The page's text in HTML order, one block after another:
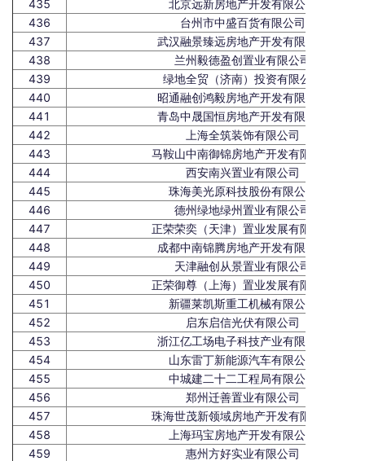
435
北京远新房地产开发有限公司
436
台州市中盛百货有限公司
437
武汉融景臻远房地产开发有限公司
438
兰州毅德盈创置业有限公司
439
绿地全贸（济南）投资有限公司
440
昭通融创鸿毅房地产开发有限公司
441
青岛中晟国恒房地产开发有限公司
442
上海全筑装饰有限公司
443
马鞍山中南御锦房地产开发有限公司
444
西安南兴置业有限公司
445
珠海美光原科技股份有限公司
446
德州绿地绿州置业有限公司
447
正荣荣奕（天津）置业发展有限公司
448
成都中南锦腾房地产开发有限公司
449
天津融创从景置业有限公司
450
正荣御尊（上海）置业发展有限公司
451
新疆莱凯斯重工机械有限公司
452
启东启信光伏有限公司
453
浙江亿工场电子科技产业有限公司
454
山东雷丁新能源汽车有限公司
455
中城建二十二工程局有限公司
456
郑州迁善置业有限公司
457
珠海世茂新领域房地产开发有限公司
458
上海玛宝房地产开发有限公司
459
惠州方好实业有限公司